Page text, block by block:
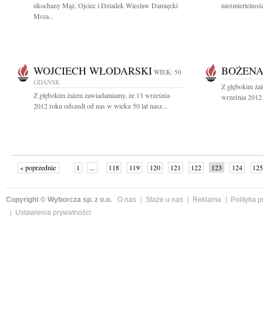
ukochany Mąż, Ojciec i Dziadek Wiesław Damięcki
Msza...
WOJCIECH WŁODARSKI WIEK: 50
GDAŃSK
Z głębokim żalem zawiadamiamy, że 13 września
2012 roku odszedł od nas w wieku 50 lat nasz...
Z głębokim
września
« poprzednie 1 ... 118 119 120 121 122 123 124
125
Copyright © Wyborcza sp. z o.o. O nas Staże u nas Reklama
Polityka
Ustawienia prywatności